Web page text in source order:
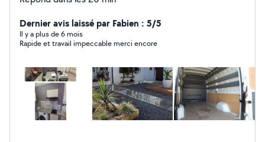
Dernier avis laissé par Fabien : 5/5
Il y a plus de 6 mois
Rapide et travail impeccable merci encore